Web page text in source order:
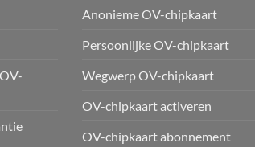
Anonieme OV-chipkaart
Persoonlijke OV-chipkaart
Wegwerp OV-chipkaart
OV-chipkaart activeren
OV-chipkaart abonnement